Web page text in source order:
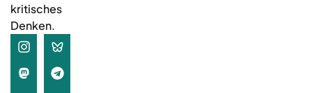
kritisches
Denken.